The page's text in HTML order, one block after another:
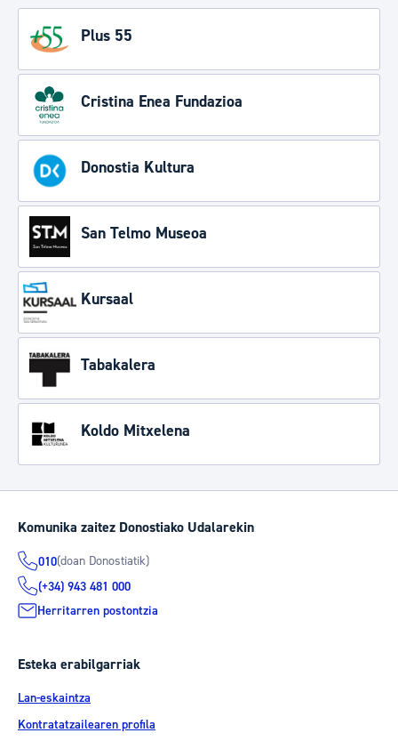
Plus 55
Cristina Enea Fundazioa
Donostia Kultura
San Telmo Museoa
Kursaal
Tabakalera
Koldo Mitxelena
Komunika zaitez Donostiako Udalarekin
010(doan Donostiatik)
(+34) 943 481 000
Herritarren postontzia
Esteka erabilgarriak
Lan-eskaintza
Kontratatzailearen profila